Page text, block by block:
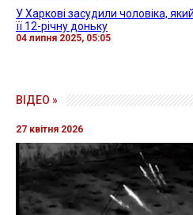
У Харкові засудили чоловіка,
її 12-річну доньку
04 липня 2025, 05:05
ВІДЕО »
27 квітня 2026